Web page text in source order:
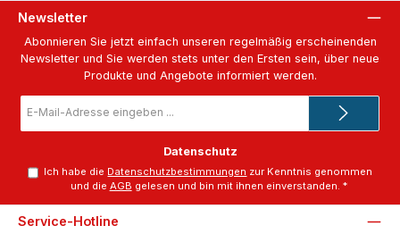
Newsletter
Abonnieren Sie jetzt einfach unseren regelmäßig erscheinenden
Newsletter und Sie werden stets unter den Ersten sein, über neue
Produkte und Angebote informiert werden.
Mail-
Datenschutz
Ich habe die Datenschutzbestimmungen zur Kenntnis genommen
und die AGB gelesen und bin mit ihnen einverstanden. *
Service-Hotline